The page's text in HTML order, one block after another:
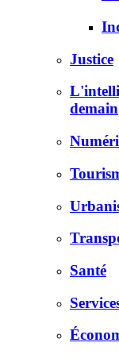
Justice
demain
Santé